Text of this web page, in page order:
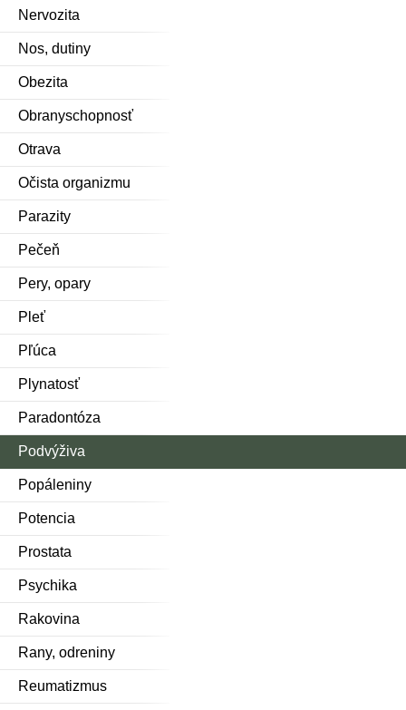
Nervozita
Nos, dutiny
Obezita
Obranyschopnosť
Otrava
Očista organizmu
Parazity
Pečeň
Pery, opary
Pleť
Pľúca
Plynatosť
Paradontóza
Podvýživa
Popáleniny
Potencia
Prostata
Psychika
Rakovina
Rany, odreniny
Reumatizmus